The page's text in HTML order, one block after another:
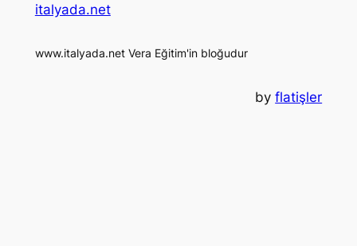
italyada.net
www.italyada.net Vera Eğitim'in bloğudur
byflatişler